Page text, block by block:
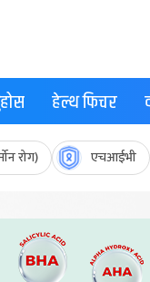
हेल्थ फिचर
रोग) एचआईभी